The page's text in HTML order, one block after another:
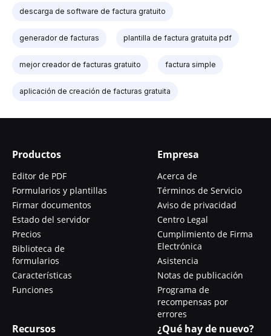
descarga de software de factura gratuito
generador de facturas plantilla de factura gratuita pdf
mejor creador de facturas gratuito factura simple
aplicación de creación de facturas gratuita
Productos
Editor de PDF
Formularios y plantillas
Firmar documentos
Estado del servidor
Precios
Biblioteca de
formularios
Características
Funciones
Empresa
Acerca de
Términos de Servicio
Aviso de privacidad
Centro Legal
Cumplimiento de Firma
Electrónica
Asistencia
Notas de publicación
Programa de
recompensas por
errores
Recursos ¿Qué hay de nuevo?